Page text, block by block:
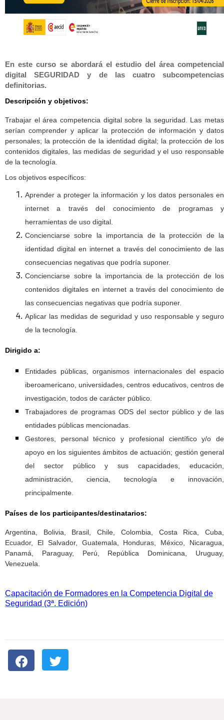
En este curso se abordará el estudio del área competencial
digital SEGURIDAD y de las cuatro subcompetencias
definitorias.
Descripción y objetivos:
Trabajar el área competencia digital sobre la seguridad. Las metas
serían comprender y aplicar la protección de información y datos
personales; la protección de la identidad digital; la protección de los
contenidos digitales, las medidas de seguridad y el uso responsable
de la tecnología.
Los objetivos específicos:
Aprender a proteger la información y los datos personales en
internet a través del conocimiento de programas y
herramientas de uso digital.
Concienciarse sobre la importancia de la protección de la
identidad digital en internet a través del conocimiento de las
consecuencias negativas que podría suponer.
Concienciarse sobre la importancia de la protección de los
contenidos digitales en internet a través del conocimiento de
las consecuencias negativas que podría suponer.
Aplicar las medidas de seguridad y uso responsable y seguro
de la tecnología.
Dirigido a:
Entidades públicas, organismos internacionales del espacio
iberoamericano, universidades, centros educativos, centros de
investigación, todos de carácter público.
Trabajadores de programas ODS del sector público y de las
entidades públicas mencionadas.
Gestores, personal técnico y profesional científico y/o de
apoyo en los siguientes ámbitos de actuación; gestión general
del sector público y sus capacidades, educación,
administración, ciencia, tecnología e innovación,
principalmente.
Países de los participantes/destinatarios:
Argentina, Bolivia, Brasil, Chile, Colombia, Costa Rica, Cuba,
Ecuador, El Salvador, Guatemala, Honduras, México, Nicaragua,
Panamá, Paraguay, Perú, República Dominicana, Uruguay,
Venezuela.
Capacitación de Formadores en la Competencia Digital de
Seguridad (3ª. Edición)